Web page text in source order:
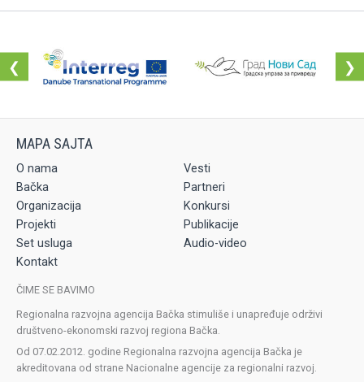
❮ ❯
O nama
Vesti
Bačka
Partneri
Organizacija
Konkursi
Projekti
Publikacije
Set usluga
Audio-video
Kontakt
ČIME SE BAVIMO
Regionalna razvojna agencija Bačka stimuliše i unapređuje održivi
društveno-ekonomski razvoj regiona Bačka.
Od 07.02.2012. godine Regionalna razvojna agencija Bačka je
akreditovana od strane Nacionalne agencije za regionalni razvoj.